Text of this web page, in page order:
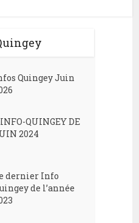
Quingey Juin
QUINGEY DE
2024
dernier Info
de l’année